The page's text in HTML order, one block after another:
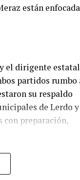
están
el dirigente estatal
partidos rumbo
su respaldo
de Lerdo y
con preparación,
sino a la búsqueda